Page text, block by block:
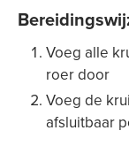
Voeg alle
roer door
Voeg de
afsluitbaar